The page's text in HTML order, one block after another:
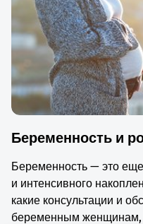
Беременность и
Беременность — это
и интенсивного
какие консультации и
беременным женщинам,